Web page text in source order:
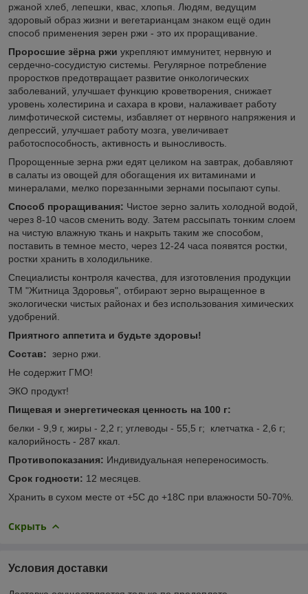
ржаной хлеб, лепешки, квас, хлопья. Людям, ведущим
здоровый образ жизни и вегетарианцам знаком ещё один
способ применения зерен ржи - это их проращивание.
Проросшие зёрна ржи укрепляют иммунитет, нервную и
сердечно-сосудистую системы. Регулярное потребление
проростков предотвращает развитие онкологических
заболеваний, улучшает функцию кроветворения, снижает
уровень холестирина и сахара в крови, налаживает работу
лимфотической системы, избавляет от нервного напряжения и
депрессий, улучшает работу мозга, увеличивает
работоспособность, активность и выносливость.
Пророщенные зерна ржи едят целиком на завтрак, добавляют
в салаты из овощей для обогащения их витаминами и
минералами, мелко порезанными зернами посыпают супы.
Способ проращивания: Чистое зерно залить холодной водой,
через 8-10 часов сменить воду. Затем рассыпать тонким слоем
на чистую влажную ткань и накрыть таким же способом,
поставить в темное место, через 12-24 часа появятся ростки,
ростки хранить в холодильнике.
Специалисты контроля качества, для изготовления продукции
ТМ "Житница Здоровья", отбирают зерно выращенное в
экологически чистых районах и без использования химических
удобрений.
Приятного аппетита и будьте здоровы!
Состав: зерно ржи.
Не содержит ГМО!
ЭКО продукт!
Пищевая и энергетическая ценность на 100 г:
белки - 9,9 г, жиры - 2,2 г; углеводы - 55,5 г; клетчатка - 2,6 г;
калорийность - 287 ккал.
Противопоказания: Индивидуальная непереносимость.
Срок годности: 12 месяцев.
Хранить в сухом месте от +5С до +18С при влажности 50-70%.
Скрыть
Условия доставки